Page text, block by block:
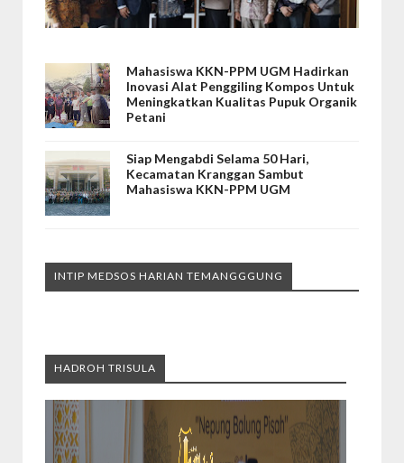
Mahasiswa KKN-PPM UGM Hadirkan
Inovasi Alat Penggiling Kompos Untuk
Meningkatkan Kualitas Pupuk Organik
Petani
Siap Mengabdi Selama 50 Hari,
Kecamatan Kranggan Sambut
Mahasiswa KKN-PPM UGM
INTIP MEDSOS HARIAN TEMANGGGUNG
HADROH TRISULA